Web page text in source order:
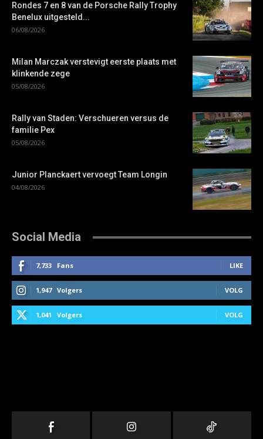
Rondes 7 en 8 van de Porsche Rally Trophy
Benelux uitgesteld...
06/08/2026
Milan Marczak verstevigt eerste plaats met
klinkende zege
05/08/2026
Rally van Staden: Verschueren versus de
familie Pex
05/08/2026
Junior Planckaert vervoegt Team Longin
04/08/2026
Social Media
7,733 Fans LIKE
1,947 Volgers VOLG
1,041 Volgers VOLG